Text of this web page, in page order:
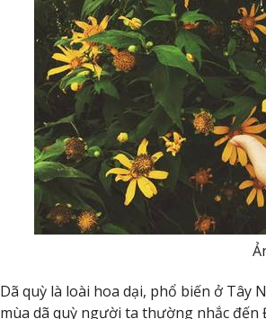
Dã quỳ là loài hoa dại, phổ biến ở Tây
mùa dã quỳ người ta thường nhắc đến